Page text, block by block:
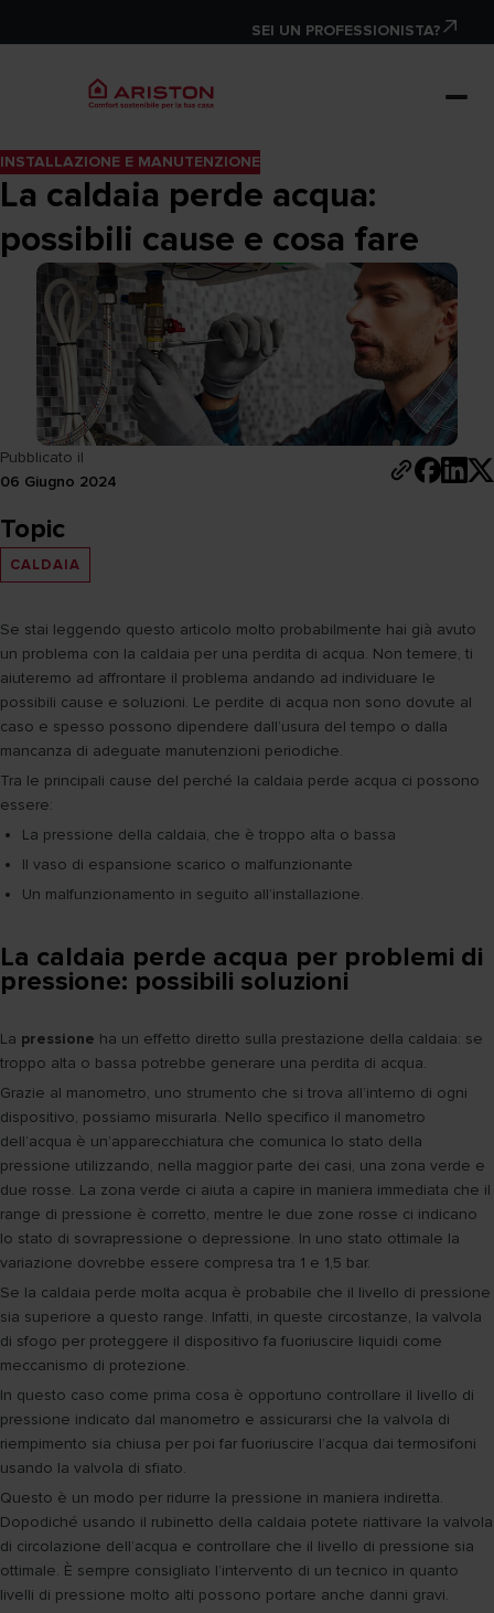
SEI UN PROFESSIONISTA?
INSTALLAZIONE E MANUTENZIONE
La caldaia perde acqua:
possibili cause e cosa fare
Pubblicato il
06 Giugno 2024
Topic
CALDAIA
Se stai leggendo questo articolo molto probabilmente hai già avuto
un problema con la caldaia per una perdita di acqua. Non temere, ti
aiuteremo ad affrontare il problema andando ad individuare le
possibili cause e soluzioni. Le perdite di acqua non sono dovute al
caso e spesso possono dipendere dall’usura del tempo o dalla
mancanza di adeguate manutenzioni periodiche.
Tra le principali cause del perché la caldaia perde acqua ci possono
essere:
La pressione della caldaia, che è troppo alta o bassa
Il vaso di espansione scarico o malfunzionante
Un malfunzionamento in seguito all’installazione.
La caldaia perde acqua per problemi di
pressione: possibili soluzioni
La pressione ha un effetto diretto sulla prestazione della caldaia: se
troppo alta o bassa potrebbe generare una perdita di acqua.
Grazie al manometro, uno strumento che si trova all’interno di ogni
dispositivo, possiamo misurarla. Nello specifico il manometro
dell’acqua è un’apparecchiatura che comunica lo stato della
pressione utilizzando, nella maggior parte dei casi, una zona verde e
due rosse. La zona verde ci aiuta a capire in maniera immediata che il
range di pressione è corretto, mentre le due zone rosse ci indicano
lo stato di sovrapressione o depressione. In uno stato ottimale la
variazione dovrebbe essere compresa tra 1 e 1,5 bar.
Se la caldaia perde molta acqua è probabile che il livello di pressione
sia superiore a questo range. Infatti, in queste circostanze, la valvola
di sfogo per proteggere il dispositivo fa fuoriuscire liquidi come
meccanismo di protezione.
In questo caso come prima cosa è opportuno controllare il livello di
pressione indicato dal manometro e assicurarsi che la valvola di
riempimento sia chiusa per poi far fuoriuscire l’acqua dai termosifoni
usando la valvola di sfiato.
Questo è un modo per ridurre la pressione in maniera indiretta.
Dopodiché usando il rubinetto della caldaia potete riattivare la valvola
di circolazione dell’acqua e controllare che il livello di pressione sia
ottimale. È sempre consigliato l’intervento di un tecnico in quanto
livelli di pressione molto alti possono portare anche danni gravi.